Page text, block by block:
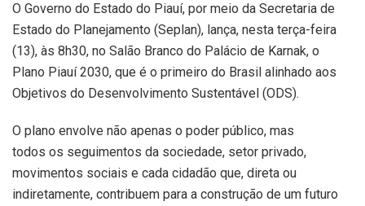
O Governo do Estado do Piauí, por meio da Secretaria de
Estado do Planejamento (Seplan), lança, nesta terça-feira
(13), às 8h30, no Salão Branco do Palácio de Karnak, o
Plano Piauí 2030, que é o primeiro do Brasil alinhado aos
Objetivos do Desenvolvimento Sustentável (ODS).
O plano envolve não apenas o poder público, mas
todos os seguimentos da sociedade, setor privado,
movimentos sociais e cada cidadão que, direta ou
indiretamente, contribuem para a construção de um futuro